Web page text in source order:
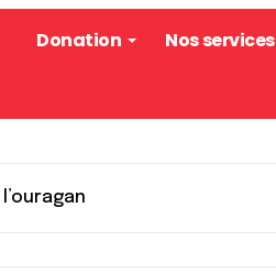
Donation Nos services